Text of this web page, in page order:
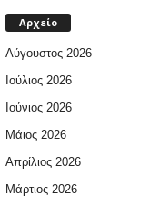
Αρχείο
Αύγουστος 2026
Ιούλιος 2026
Ιούνιος 2026
Μάιος 2026
Απρίλιος 2026
Μάρτιος 2026